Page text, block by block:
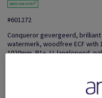
#601272
Conqueror gevergeerd,
watermerk, woodfree ECF with
1020mm, B1+, LL langlopend,